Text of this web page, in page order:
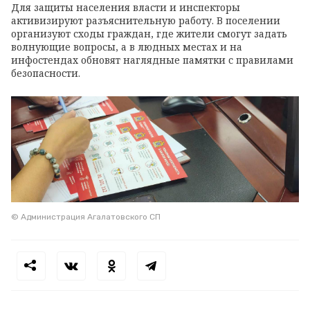
Для защиты населения власти и инспекторы
активизируют разъяснительную работу. В поселении
организуют сходы граждан, где жители смогут задать
волнующие вопросы, а в людных местах и на
инфостендах обновят наглядные памятки с правилами
безопасности.
© Администрация Агалатовского СП